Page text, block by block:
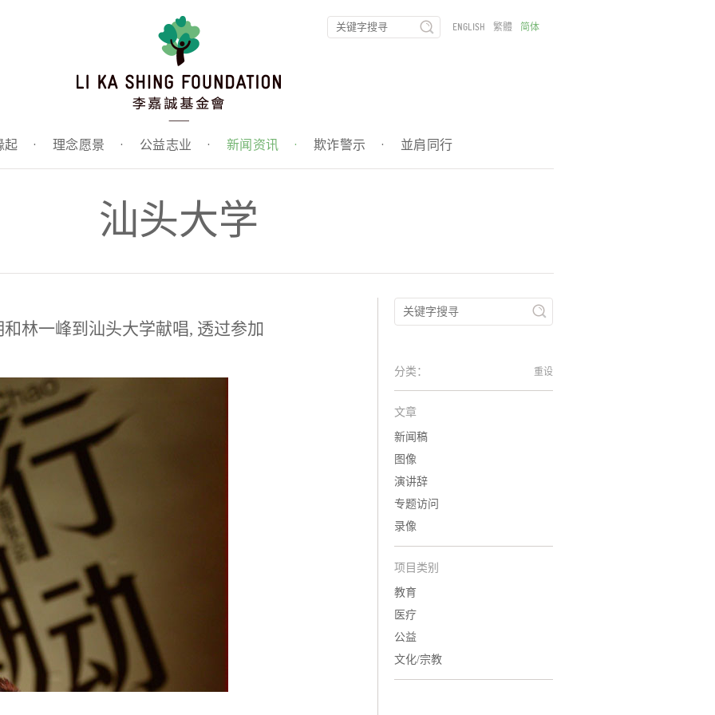
起 · 理念愿景 · 公益志业 · 新闻资讯 · 欺诈警示 · 並肩同行
ENGLISH 繁體 简体
汕头大学
林一峰到汕头大学献唱, 透过参加
分类： 重设
文章
新闻稿
图像
演讲辞
专题访问
录像
项目类别
教育
医疗
公益
文化/宗教